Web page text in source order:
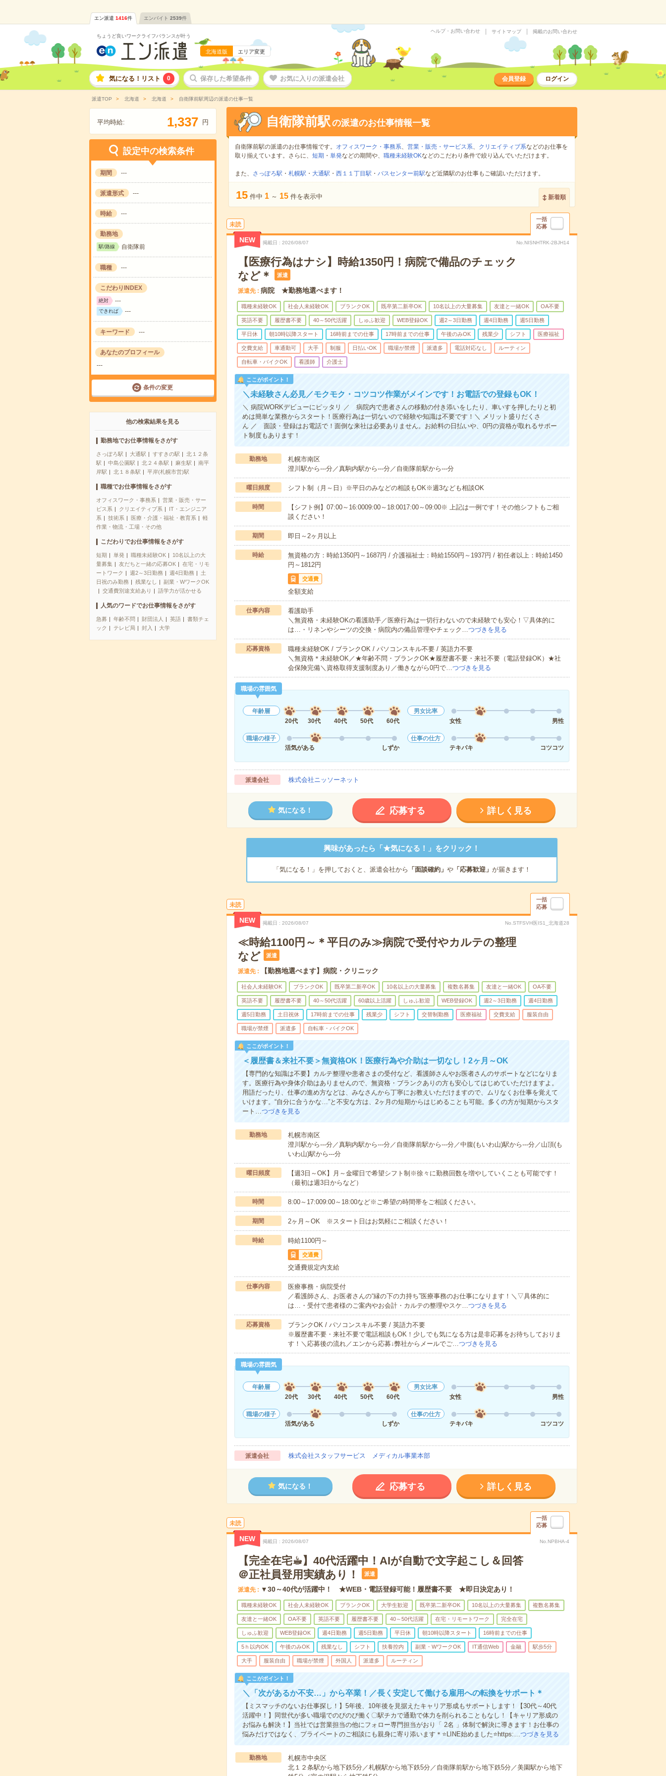
エン派遣 1416件 エンバイト 2539件
ちょうど良いワークライフバランスが叶う
北海道版 エリア変更
ヘルプ・お問い合わせ サイトマップ 掲載のお問い合わせ
気になる！リスト 0 保存した希望条件 お気に入りの派遣会社 会員登録 ログイン
派遣TOP 北海道 北海道 自衛隊前駅周辺の派遣の仕事一覧
平均時給: 1,337 円
設定中の検索条件
期間 ---
派遣形式 ---
時給 ---
勤務地
駅/路線 自衛隊前
職種 ---
こだわりINDEX
絶対 ---
できれば ---
キーワード ---
あなたのプロフィール
---
条件の変更
他の検索結果を見る
勤務地でお仕事情報をさがす
さっぽろ駅 大通駅 すすきの駅
北１２条
駅
中島公園駅 北２４条駅 麻生駅
南平
岸駅
北１８条駅 平岸(札幌市営)駅
職種でお仕事情報をさがす
オフィスワーク・事務系
営業・販売・サー
ビス系
クリエイティブ系
IT・エンジニア
系
技術系 医療・介護・福祉・教育系
軽
作業・物流・工場・その他
こだわりでお仕事情報をさがす
短期 単発 職種未経験OK
10名以上の大
量募集
友だちと一緒の応募OK
在宅・リモ
ートワーク
週2～3日勤務 週4日勤務
土
日祝のみ勤務
残業なし
副業・WワークOK
交通費別途支給あり
語学力が活かせる
人気のワードでお仕事情報をさがす
急募 年齢不問 財団法人 英語
書類チェ
ック
テレビ局 封入 大学
自衛隊前駅の派遣のお仕事情報一覧
自衛隊前駅の派遣のお仕事情報です。 オフィスワーク・事務系、 営業・販売・サービス系、 クリエイティブ系などのお仕事を
取り揃えています。さらに、 短期 ・ 単発などの期間や、 職種未経験OKなどのこだわり条件で絞り込んでいただけます。
また、 さっぽろ駅 ・ 札幌駅 ・ 大通駅 ・ 西１１丁目駅 ・ バスセンター前駅など近隣駅のお仕事もご確認いただけます。
15 件中 1 ～ 15 件を表示中 新着順
未読
一括
応募
NEW 掲載日 2026/08/07 No.NISNHTRK-2BJH14
【医療行為はナシ】時給1350円！病院で備品のチェック
など＊
派遣
派遣先 病院 ★勤務地選べます！
職種未経験OK 社会人未経験OK ブランクOK 既卒第二新卒OK 10名以上の大量募集 友達と一緒OK OA不要
英語不要 履歴書不要 40～50代活躍 しゅふ歓迎 WEB登録OK 週2～3日勤務 週4日勤務 週5日勤務
平日休 朝10時以降スタート 16時前までの仕事 17時前までの仕事 午後のみOK 残業少 シフト 医療福祉
交費支給 車通勤可 大手 制服 日払いOK 職場が禁煙 派遣多 電話対応なし ルーティン
自転車・バイクOK 看護師 介護士
ここがポイント！
＼未経験さん必見／モクモク・コツコツ作業がメインです！お電話での登録もOK！
＼ 病院WORKデビューにピッタリ ／ 病院内で患者さんの移動の付き添いをしたり、車いすを押したりと初
めは簡単な業務からスタート！医療行為は一切ないので経験や知識は不要です！＼ メリット盛りだくさ
ん ／ 面談・登録はお電話で！面倒な来社は必要ありません。お給料の日払いや、0円の資格が取れるサポー
ト制度もあります！
勤務地
札幌市南区
澄川駅から---分／真駒内駅から---分／自衛隊前駅から---分
曜日頻度 シフト制（月～日）※平日のみなどの相談もOK※週3なども相談OK
時間
【シフト例】07:00～16:0009:00～18:0017:00～09:00※ 上記は一例です！その他シフトもご相
談ください！
期間 即日～2ヶ月以上
時給
無資格の方：時給1350円～1687円 / 介護福祉士：時給1550円～1937円 / 初任者以上：時給1450
円～1812円
交通費
全額支給
仕事内容
看護助手
＼無資格・未経験OKの看護助手／医療行為は一切行わないので未経験でも安心！▽具体的に
は…・リネンやシーツの交換・病院内の備品管理やチェック…つづきを見る
応募資格
職種未経験OK / ブランクOK / パソコンスキル不要 / 英語力不要
＼無資格＊未経験OK／★年齢不問・ブランクOK★履歴書不要・来社不要（電話登録OK）★社
会保険完備＼資格取得支援制度あり／働きながら0円で…つづきを見る
職場の雰囲気
年齢層
20代
30代 40代 50代 60代
男女比率
女性
男性
職場の様子
活気がある
しずか
仕事の仕方
テキパキ
コツコツ
派遣会社 株式会社ニッソーネット
気になる！ 応募する 詳しく見る
興味があったら「★気になる！」をクリック！
「気になる！」を押しておくと、派遣会社から 「面談確約」 や「応募歓迎」 が届きます！
未読
一括
応募
NEW 掲載日 2026/08/07 No.STFSVH医IS1_北海道28
≪時給1100円～＊平日のみ≫病院で受付やカルテの整理
など
派遣
派遣先 【勤務地選べます】病院・クリニック
社会人未経験OK ブランクOK 既卒第二新卒OK 10名以上の大量募集 複数名募集 友達と一緒OK OA不要
英語不要 履歴書不要 40～50代活躍 60歳以上活躍 しゅふ歓迎 WEB登録OK 週2～3日勤務 週4日勤務
週5日勤務 土日祝休 17時前までの仕事 残業少 シフト 交替制勤務 医療福祉 交費支給 服装自由
職場が禁煙 派遣多 自転車・バイクOK
ここがポイント！
＜履歴書＆来社不要＞無資格OK！医療行為や介助は一切なし！2ヶ月～OK
【専門的な知識は不要】カルテ整理や患者さまの受付など、看護師さんやお医者さんのサポートなどになりま
す。医療行為や身体介助はありませんので、無資格・ブランクありの方も安心してはじめていただけますよ。
用語だったり、仕事の進め方などは、みなさんから丁寧にお教えいただけますので、ムリなくお仕事を覚えて
いけます。“自分に合うかな…”と不安な方は、2ヶ月の短期からはじめることも可能。多くの方が短期からスタ
ート…つづきを見る
勤務地
札幌市南区
澄川駅から---分／真駒内駅から---分／自衛隊前駅から---分／中腹(もいわ山)駅から---分／山頂(も
いわ山)駅から---分
曜日頻度
【週3日～OK】月～金曜日で希望シフト制※徐々に勤務回数を増やしていくことも可能です！
（最初は週3日からなど）
時間 8:00～17:009:00～18:00など※ご希望の時間帯をご相談ください。
期間 2ヶ月～OK ※スタート日はお気軽にご相談ください！
時給 時給1100円～
交通費
交通費規定内支給
仕事内容
医療事務・病院受付
／看護師さん、お医者さんの“縁の下の力持ち”医療事務のお仕事になります！＼▽具体的に
は…・受付で患者様のご案内やお会計・カルテの整理やスケ…つづきを見る
応募資格
ブランクOK / パソコンスキル不要 / 英語力不要
※履歴書不要・来社不要で電話相談もOK！少しでも気になる方は是非応募をお待ちしておりま
す！＼応募後の流れ／エンから応募↓弊社からメールでご…つづきを見る
職場の雰囲気
年齢層
20代
30代 40代 50代 60代
男女比率
女性
男性
職場の様子
活気がある
しずか
仕事の仕方
テキパキ
コツコツ
派遣会社 株式会社スタッフサービス メディカル事業本部
気になる！ 応募する 詳しく見る
未読
一括
応募
NEW 掲載日 2026/08/07 No.NPBHA-4
【完全在宅☕︎】40代活躍中！AIが自動で文字起こし＆回答
＠正社員登用実績あり！
派遣
派遣先 ▼30～40代が活躍中！ ★WEB・電話登録可能！履歴書不要 ★即日決定あり！
職種未経験OK 社会人未経験OK ブランクOK 大学生歓迎 既卒第二新卒OK 10名以上の大量募集 複数名募集
友達と一緒OK OA不要 英語不要 履歴書不要 40～50代活躍 在宅・リモートワーク 完全在宅
しゅふ歓迎 WEB登録OK 週4日勤務 週5日勤務 平日休 朝10時以降スタート 16時前までの仕事
5ｈ以内OK 午後のみOK 残業なし シフト 扶養控内 副業・WワークOK IT通信Web 金融 駅歩5分
大手 服装自由 職場が禁煙 外国人 派遣多 ルーティン
ここがポイント！
＼「次があるか不安…」から卒業！／長く安定して働ける雇用への転換をサポート＊
【ミスマッチのないお仕事探し！】5年後、10年後を見据えたキャリア形成もサポートします！【30代～40代
活躍中！】同世代が多い職場でのびのび働く〇駅チカで通勤で体力を削られることもなし！【キャリア形成の
お悩みも解決！】当社では営業担当の他にフォロー専門担当がおり「 2名 」体制で解決に導きます！お仕事の
悩みだけではなく、プライベートのご相談にも親身に寄り添います＊⭐LINE始めました⭐https:…つづきを見る
勤務地
札幌市中央区
北１２条駅から地下鉄5分／札幌駅から地下鉄5分／自衛隊前駅から地下鉄5分／美園駅から地下